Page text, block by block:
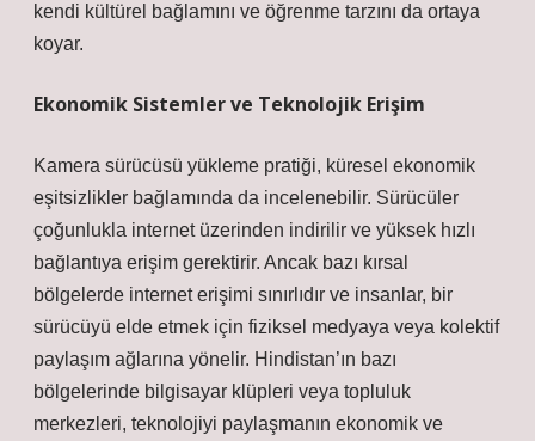
kendi kültürel bağlamını ve öğrenme tarzını da ortaya
koyar.
Ekonomik Sistemler ve Teknolojik Erişim
Kamera sürücüsü yükleme pratiği, küresel ekonomik
eşitsizlikler bağlamında da incelenebilir. Sürücüler
çoğunlukla internet üzerinden indirilir ve yüksek hızlı
bağlantıya erişim gerektirir. Ancak bazı kırsal
bölgelerde internet erişimi sınırlıdır ve insanlar, bir
sürücüyü elde etmek için fiziksel medyaya veya kolektif
paylaşım ağlarına yönelir. Hindistan’ın bazı
bölgelerinde bilgisayar klüpleri veya topluluk
merkezleri, teknolojiyi paylaşmanın ekonomik ve